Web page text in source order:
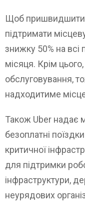
Щоб пришвидшити
підтримати
знижку 50% на всі
місяця. Крім
обслуговування,
надходитиме
Також Uber надає
безоплатні
критичної
для підтримки
інфраструктури,
неурядових